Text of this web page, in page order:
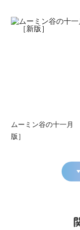
ムーミン谷の十一月
版］